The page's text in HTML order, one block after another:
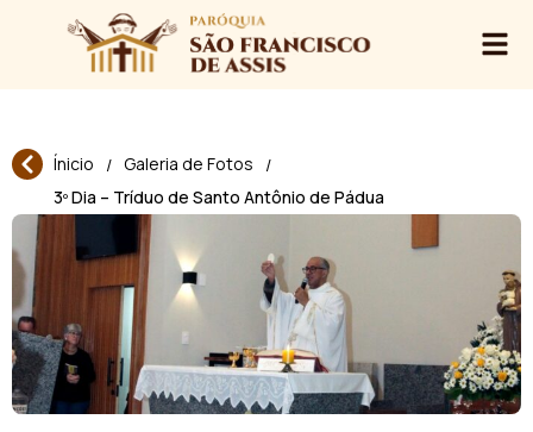
Ínicio / Galeria de Fotos
/
3º Dia – Tríduo de Santo Antônio de Pádua